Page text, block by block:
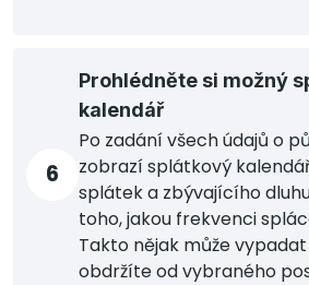
6
Prohlédněte si možný
kalendář
Po zadání všech údajů o
zobrazí splátkový
splátek a zbývajícího
toho, jakou frekvenci
Takto nějak může
obdržíte od vybraného